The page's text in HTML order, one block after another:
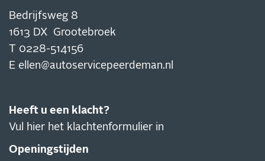
Bedrijfsweg 8
1613 DX Grootebroek
T 0228-514156
E ellen@autoservicepeerdeman.nl
Heeft u een klacht?
Vul hier het klachtenformulier in
Openingstijden